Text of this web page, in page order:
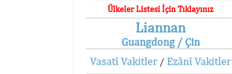
Ülkeler Listesi İçin Tıklayınız
Liannan
Guangdong / Çin
Vasatî Vakitler/ Ezânî Vakitler